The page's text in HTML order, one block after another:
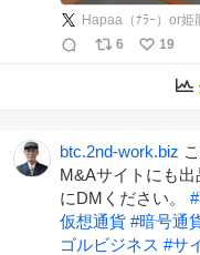
6
19
btc.2nd-work.biz
M&Aサイトにも
にDMください。 #
仮想通貨 #暗号通
ゴルビジネス #サ